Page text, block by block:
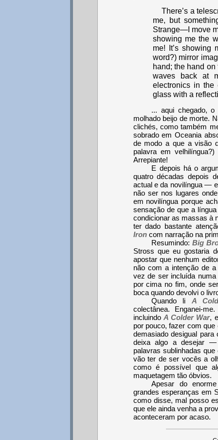
There’s a
me, but
Strange—I move
showing me the
me! It’s showing
word?) mirror
hand; the hand
waves back at
electronics in the
glass with a
... aqui chegado,
molhado beijo de morte.
clichés, como também
sobrado em Oceania
de modo a que a visão
palavra em
Arrepiante!
E depois há o
quatro décadas depois
actual e da novilíngua —
não ser nos lugares
em novilíngua porque
sensação de que a
condicionar as massas à
ter dado bastante
Ironcom narração na
Resumindo:Big
Stross que eu gostaria
apostar que nenhum
não com a intenção de
vez de ser incluída
por cima no fim, onde
boca quando devolvi o
Quando li A
colectânea. Enganei-
incluindo A Colder War,
por pouco, fazer com
demasiado desigual
deixa algo a desejar —
palavras sublinhadas
vão ter de ser vocês a
como é possível que
maquetagem tão óbvios.
Apesar do
grandes esperanças em
como disse, mal posso
que ele ainda venha a
aconteceram por acaso.